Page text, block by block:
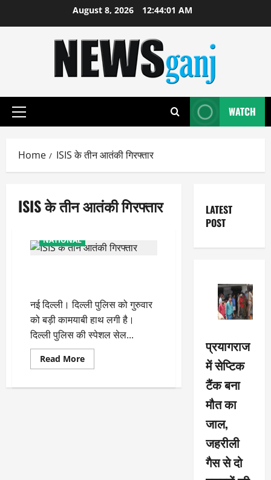
August 8, 2026 12:44:02 AM
Primary
WATCH
Home ISIS के तीन आतंकी गिरफ्तार
ISIS के तीन आतंकी गिरफ्तार
NATIONAL
नई दिल्ली। दिल्ली पुलिस को गुरुवार
को बड़ी कामयाबी हाथ लगी है।
दिल्ली पुलिस की स्पेशल सेल...
Read MoreRead
more
के
LATEST
POST
प्रयागराज
में सेप्टिक
टैंक बना
मौत का
जाल,
जहरीली
गैस से दो